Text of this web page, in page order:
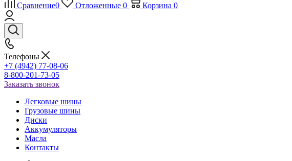
Сравнение0 Отложенные 0 Корзина 0
Телефоны
+7 (4942) 77-08-06
8-800-201-73-05
Заказать звонок
Легковые шины
Грузовые шины
Диски
Аккумуляторы
Масла
Контакты